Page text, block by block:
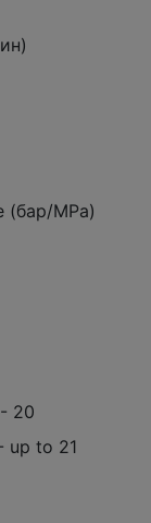
(бар/MPa)
20
up to 21